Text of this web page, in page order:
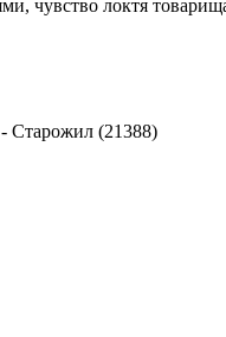
чувство локтя
- Старожил (21388)